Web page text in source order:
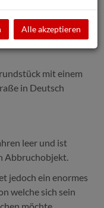
mit einem
in Deutsch
leer und ist
Abbruchobjekt.
jedoch ein enormes
welche sich sein
Alle akzeptieren